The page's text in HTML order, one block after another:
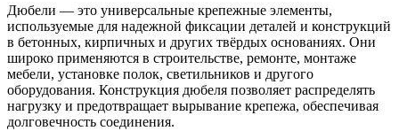
Дюбели — это универсальные крепежные элементы,
используемые для надежной фиксации деталей и конструкций
в бетонных, кирпичных и других твёрдых основаниях. Они
широко применяются в строительстве, ремонте, монтаже
мебели, установке полок, светильников и другого
оборудования. Конструкция дюбеля позволяет распределять
нагрузку и предотвращает вырывание крепежа, обеспечивая
долговечность соединения.